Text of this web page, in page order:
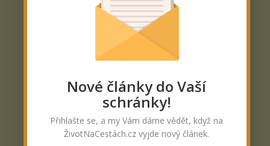
Nové články do Vaší
schránky!
Přihlašte se, a my Vám dáme vědět, když na
ŽivotNaCestách.cz vyjde nový článek.